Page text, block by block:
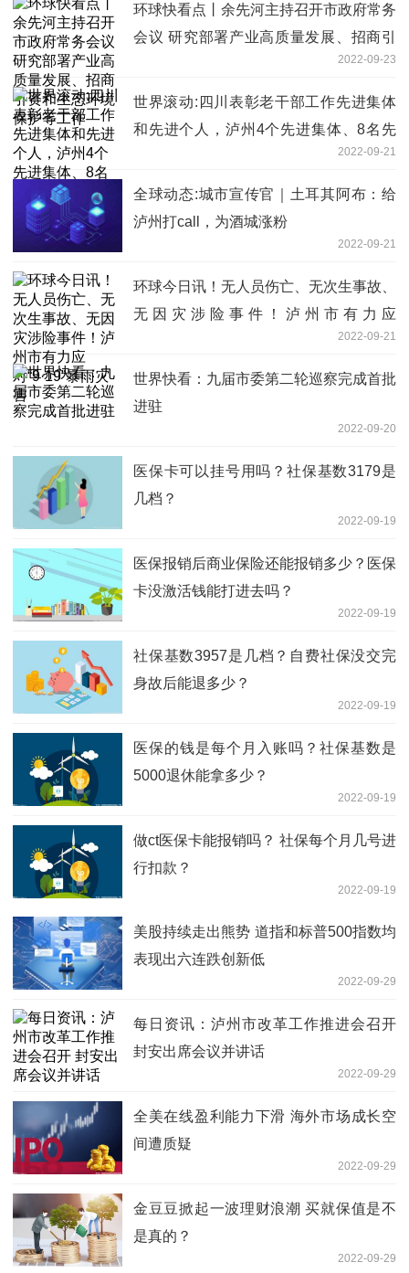
环球快看点丨余先河主持召开市政府常务
会议 研究部署产业高质量发展、招商引
2022-09-23
世界滚动:四川表彰老干部工作先进集体
和先进个人，泸州4个先进集体、8名先
2022-09-21
全球动态:城市宣传官｜土耳其阿布：给
泸州打call，为酒城涨粉
2022-09-21
环球今日讯！无人员伤亡、无次生事故、
无因灾涉险事件！泸州市有力应
2022-09-21
世界快看：九届市委第二轮巡察完成首批
进驻
2022-09-20
医保卡可以挂号用吗？社保基数3179是
几档？
2022-09-19
医保报销后商业保险还能报销多少？医保
卡没激活钱能打进去吗？
2022-09-19
社保基数3957是几档？自费社保没交完
身故后能退多少？
2022-09-19
医保的钱是每个月入账吗？社保基数是
5000退休能拿多少？
2022-09-19
做ct医保卡能报销吗？ 社保每个月几号进
行扣款？
2022-09-19
美股持续走出熊势 道指和标普500指数均
表现出六连跌创新低
2022-09-29
每日资讯：泸州市改革工作推进会召开
封安出席会议并讲话
2022-09-29
全美在线盈利能力下滑 海外市场成长空
间遭质疑
2022-09-29
金豆豆掀起一波理财浪潮 买就保值是不
是真的？
2022-09-29